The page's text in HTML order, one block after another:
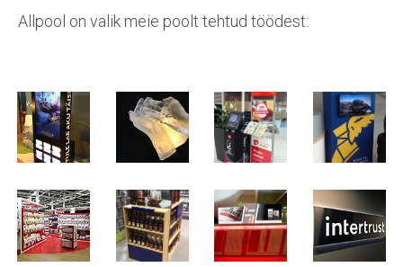
Allpool on valik meie poolt tehtud töödest: